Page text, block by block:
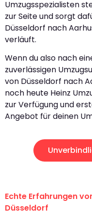
Umzugsspezialisten
zur Seite und sorgt
Düsseldorf nach
verläuft.
Wenn du also nach
zuverlässigen
von Düsseldorf nach
noch heute Heinz
zur Verfügung und
Angebot für deinen
Echte Erfahrungen
Düsseldorf